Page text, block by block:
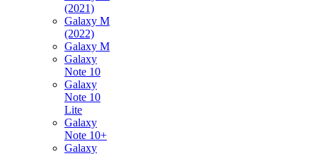
(2021)
Galaxy M
(2022)
Galaxy M
Galaxy
Note 10
Galaxy
Note 10
Lite
Galaxy
Note 10+
Galaxy